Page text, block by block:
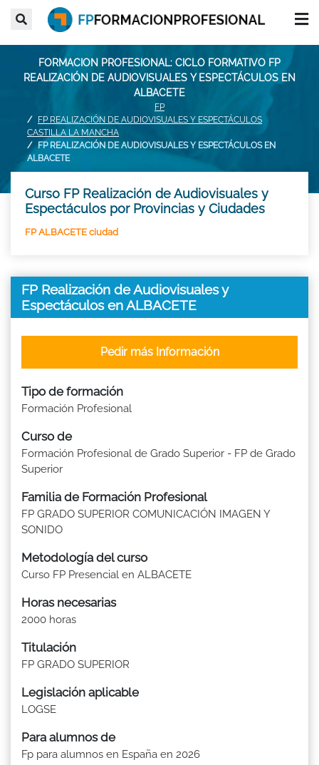
FORMACION PROFESIONAL: CICLO FORMATIVO FP
REALIZACIÓN DE AUDIOVISUALES Y ESPECTÁCULOS EN
ALBACETE
FP
FP REALIZACIÓN DE AUDIOVISUALES Y ESPECTÁCULOS
CASTILLA LA MANCHA
FP REALIZACIÓN DE AUDIOVISUALES Y ESPECTÁCULOS EN
ALBACETE
Curso FP Realización de Audiovisuales y
Espectáculos por Provincias y Ciudades
FP ALBACETE ciudad
FP Realización de Audiovisuales y
Espectáculos en ALBACETE
Tipo de formación
Formación Profesional
Curso de
Formación Profesional de Grado Superior - FP de Grado
Superior
Familia de Formación Profesional
FP GRADO SUPERIOR COMUNICACIÓN IMAGEN Y
SONIDO
Metodología del curso
Curso FP Presencial en ALBACETE
Horas necesarias
2000 horas
Titulación
FP GRADO SUPERIOR
Legislación aplicable
LOGSE
Para alumnos de
Fp para alumnos en España en 2026
Pedir más Información